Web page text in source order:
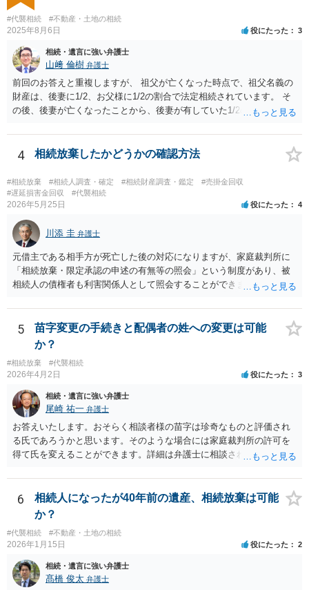
#代襲相続 #不動産・土地の相続
2025年8月6日 役にたった 3
相続・遺言に強い弁護士
山﨑 倫樹 弁護士
前回のお答えと重複しますが、 祖父が亡くなった時点で、祖父名義の
財産は、後妻に1/2、お父様に1/2の割合で法定相続されています。 そ
の後、後妻が亡くなったことから、後妻が有していた1/2の権利は、後
有していた1/2の権利は、その子であるご相談者側に相続されていま
す。 ですので、後妻側の兄弟姉妹（亡くなっている場合はその子）
と、お父様の子であるご相談者とで遺産分割協議をしなければ、 祖父
の財産を名義移転することはできません。 もちろん、祖父の遺言書が
あれば話は別です。 さらに詳しいことは、相続財産に関する資料や戸
籍類をもって、お近くの弁護士に相談されることをお勧めします。
4 相続放棄したかどうかの確認方法
#相続放棄 #相続人調査・確定 #相続財産調査・鑑定
#売掛金回収
#遅延損害金回収
#代襲相続
2026年5月25日 役にたった 4
川添 圭 弁護士
元借主である相手方が死亡した後の対応になりますが、家庭裁判所に
「相続放棄・限定承認の申述の有無等の照会」という制度があり、被
相続人の債権者も利害関係人として照会することができます。照会を
して被相続人の最後の住所地を管轄する家庭裁判所）となります。照
会申請者の本人確認資料のほか、被相続人の相続関係の戸籍謄本類や
債権の存在を示す証拠資料などが必要になります。裁判所ウェブサイ
トで案内されていることが多いので、管轄裁判所のホームページを確
認してみてください。
5
苗字変更の手続きと配偶者の姓への変更は可能
か？
#相続放棄 #代襲相続
2026年4月2日 役にたった 3
相続・遺言に強い弁護士
尾崎 祐一 弁護士
お答えいたします。おそらく相談者様の苗字は珍奇なものと評価され
る氏であろうかと思います。そのような場合には家庭裁判所の許可を
得て氏を変えることができます。詳細は弁護士に相談されるのが宜し
6
相続人になったが40年前の遺産、相続放棄は可能
か？
#代襲相続 #不動産・土地の相続
2026年1月15日 役にたった 2
相続・遺言に強い弁護士
髙橋 俊太 弁護士